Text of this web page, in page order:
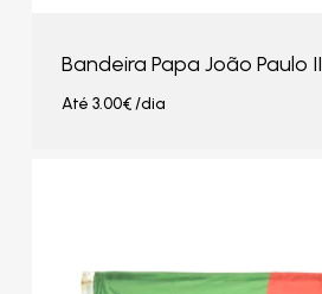
Bandeira Papa João Paulo II
Até 3.00€/dia